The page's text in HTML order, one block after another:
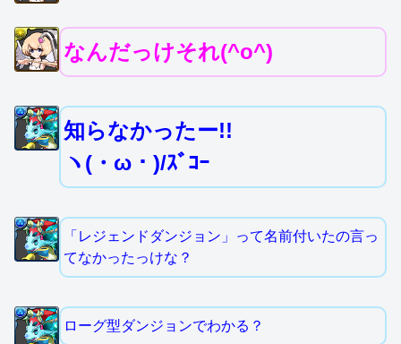
なんだっけそれ(^o^)
知らなかったー!!
ヽ(・ω・)/ｽﾞｺｰ
「レジェンドダンジョン」って名前付いたの言っ
てなかったっけな？
ローグ型ダンジョンでわかる？